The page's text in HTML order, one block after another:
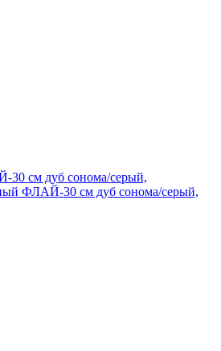
см дуб сонома/серый,
ФЛАЙ-30 см дуб сонома/серый,